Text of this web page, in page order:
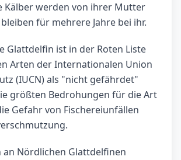
Kälber werden von ihrer Mutter
für mehrere Jahre bei ihr.
Glattdelfin ist in der Roten Liste
Arten der Internationalen Union
(IUCN) als "nicht gefährdet"
größten Bedrohungen für die Art
Gefahr von Fischereiunfällen
an Nördlichen Glattdelfinen